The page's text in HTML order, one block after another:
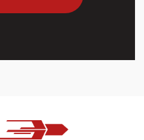
вальяжно сообщил,
не наносить удары по
пользуются аккаунтами на